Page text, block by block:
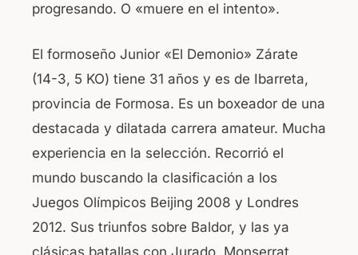
progresando. O «muere en el intento».
El formoseño Junior «El Demonio» Zárate
(14-3, 5 KO) tiene 31 años y es de Ibarreta,
provincia de Formosa. Es un boxeador de una
destacada y dilatada carrera amateur. Mucha
experiencia en la selección. Recorrió el
mundo buscando la clasificación a los
Juegos Olímpicos Beijing 2008 y Londres
2012. Sus triunfos sobre Baldor, y las ya
clásicas batallas con Jurado, Monserrat,